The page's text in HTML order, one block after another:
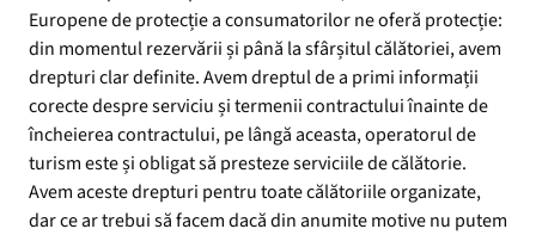
Europene de protecție a consumatorilor ne oferă protecție:
din momentul rezervării și până la sfârșitul călătoriei, avem
drepturi clar definite. Avem dreptul de a primi informații
corecte despre serviciu și termenii contractului înainte de
încheierea contractului, pe lângă aceasta, operatorul de
turism este și obligat să presteze serviciile de călătorie.
Avem aceste drepturi pentru toate călătoriile organizate,
dar ce ar trebui să facem dacă din anumite motive nu putem